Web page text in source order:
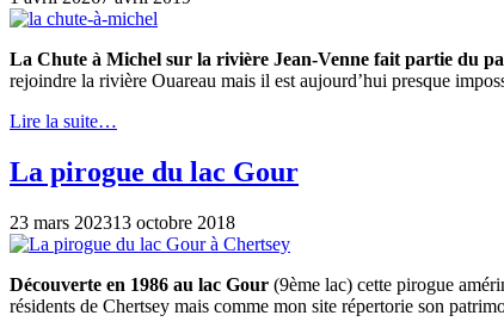
La Chute à Michel sur la rivière Jean-Venne fait partie du
rejoindre la rivière Ouareau mais il est aujourd’hui presque
Lire la suite…
La pirogue du lac Gour
23 mars 202313 octobre 2018
Découverte en 1986 au lac Gour (9ème lac) cette pirogue
résidents de Chertsey mais comme mon site répertorie son